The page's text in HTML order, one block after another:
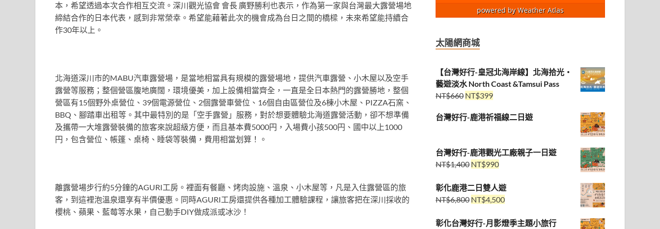
本，希望透過本次合作相互交流。深川觀光協會 會長 廣野勝利也表示，作為第一家與台灣最大露營場地
締結合作的日本代表，感到非常榮幸。希望能藉著此次的機會成為台日之間的橋樑，未來希望能持續合
作30年以上。
北海道深川市的MABU汽車露營場，是當地相當具有規模的露營場地，提供汽車露營、小木屋以及空手
露營等服務；整個營區腹地廣闊，環境優美，加上設備相當齊全，一直是全日本熱門的露營勝地，整個
營區有15個野外桌營位、39個電源營位、2個露營車營位、16個自由區營位及6棟小木屋、PIZZA石窯、
BBQ、腳踏車出租等。其中最特別的是「空手露營」服務，對於想要體驗北海道露營活動，卻不想準備
及攜帶一大堆露營裝備的旅客來說超級方便，而且基本費5000円，入場費小孩500円、國中以上1000
円，包含營位、帳篷、桌椅、睡袋等裝備，費用相當划算！。
離露營場步行約5分鐘的AGURI工房。裡面有餐廳、烤肉設施、溫泉、小木屋等，凡是入住露營區的旅
客，到這裡泡溫泉還享有半價優惠。同時AGURI工房還提供各種加工體驗課程，讓旅客把在深川採收的
櫻桃、蘋果、藍莓等水果，自己動手DIY做成派或冰沙！
powered byWeather Atlas
太陽網商城
【台灣好行-皇冠北海岸線】北海拾光・
藝遊淡水 North Coast &Tamsui Pass
NT$660 NT$399
台灣好行-鹿港祈福線二日遊
台灣好行-鹿港觀光工廠親子一日遊
NT$1,400 NT$990
彰化鹿港二日雙人遊
NT$6,800 NT$4,500
彰化台灣好行-月影燈季主題小旅行